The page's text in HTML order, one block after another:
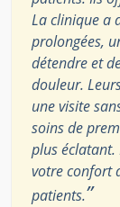
La clinique a
prolongées,
détendre et
douleur.
une visite
soins de
plus
votre confort
patients.”